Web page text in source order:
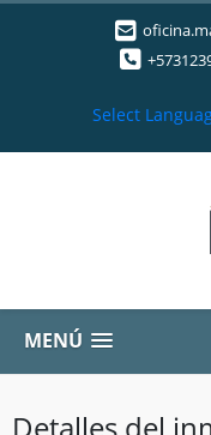
Select
MENÚ
Detalles del